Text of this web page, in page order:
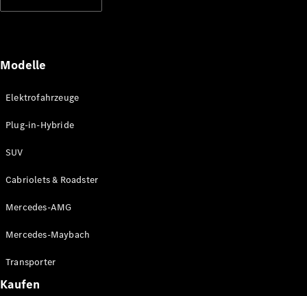
Mercedes-
Mercedes-
Classic
Partner
&
Innovationen
Modelle
Elektrofahrzeuge
Plug-in-Hybride
SUV
Cabriolets & Roadster
Mercedes-AMG
Mercedes-Maybach
Transporter
Kaufen